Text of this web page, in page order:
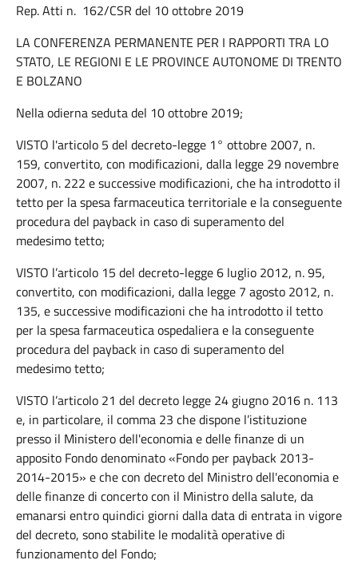
Rep. Atti n. 162/CSR del 10 ottobre 2019
LA CONFERENZA PERMANENTE PER I RAPPORTI TRA LO
STATO, LE REGIONI E LE PROVINCE AUTONOME DI TRENTO
E BOLZANO
Nella odierna seduta del 10 ottobre 2019;
VISTO l'articolo 5 del decreto-legge 1° ottobre 2007, n.
159, convertito, con modificazioni, dalla legge 29 novembre
2007, n. 222 e successive modificazioni, che ha introdotto il
tetto per la spesa farmaceutica territoriale e la conseguente
procedura del payback in caso di superamento del
medesimo tetto;
VISTO l’articolo 15 del decreto-legge 6 luglio 2012, n. 95,
convertito, con modificazioni, dalla legge 7 agosto 2012, n.
135, e successive modificazioni che ha introdotto il tetto
per la spesa farmaceutica ospedaliera e la conseguente
procedura del payback in caso di superamento del
medesimo tetto;
VISTO l’articolo 21 del decreto legge 24 giugno 2016 n. 113
e, in particolare, il comma 23 che dispone l’istituzione
presso il Ministero dell'economia e delle finanze di un
apposito Fondo denominato «Fondo per payback 2013-
2014-2015» e che con decreto del Ministro dell'economia e
delle finanze di concerto con il Ministro della salute, da
emanarsi entro quindici giorni dalla data di entrata in vigore
del decreto, sono stabilite le modalità operative di
funzionamento del Fondo;